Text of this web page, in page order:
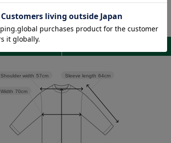
Sleeve length 64cm
Width 70cm
Shoulder width 57cm